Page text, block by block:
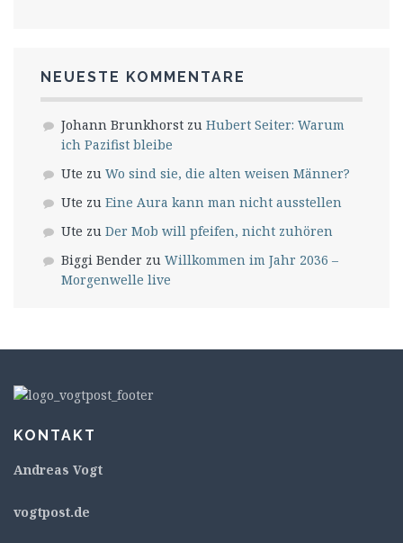
NEUESTE KOMMENTARE
Johann Brunkhorst zu Hubert Seiter: Warum
ich Pazifist bleibe
Ute zu Wo sind sie, die alten weisen Männer?
Ute zu Eine Aura kann man nicht ausstellen
Ute zu Der Mob will pfeifen, nicht zuhören
Biggi Bender zu Willkommen im Jahr 2036 –
Morgenwelle live
KONTAKT
Andreas Vogt
vogtpost.de